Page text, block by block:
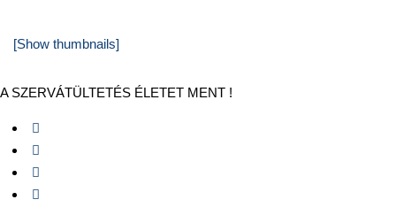
[Show thumbnails]
A SZERVÁTÜLTETÉS ÉLETET MENT !